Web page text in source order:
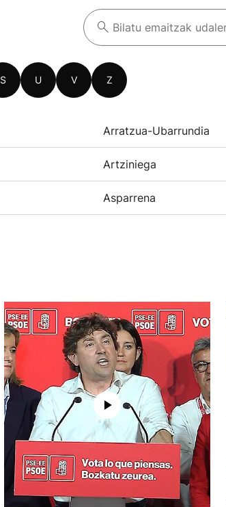
S U V Z
Arratzua-Ubarrundia
Artziniega
Asparrena